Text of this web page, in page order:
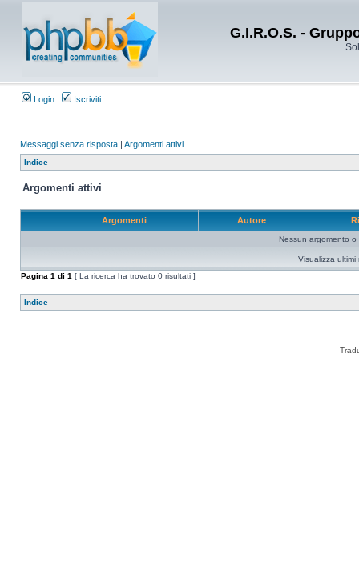
G.I.R.O.S. -
Login Iscriviti
Messaggi senza risposta | Argomenti attivi
Indice
Argomenti attivi
Argomenti Autore
Nessun argomento o
Visualizza ultimi
Pagina 1 di 1 [ La ricerca ha trovato 0 risultati ]
Indice